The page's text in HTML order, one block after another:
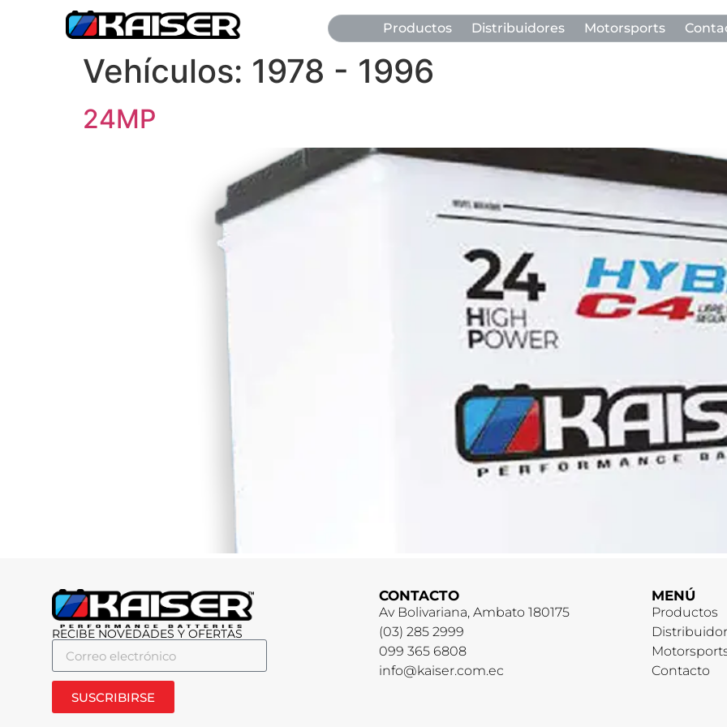
Productos Distribuidores Motorsports
Vehículos: 1978 - 1996
24MP
RECIBE NOVEDADES Y OFERTAS
SUSCRIBIRSE
CONTACTO
Av Bolivariana, Ambato 180175
(03) 285 2999
099 365 6808
info@kaiser.com.ec
MENÚ
Productos
Contacto